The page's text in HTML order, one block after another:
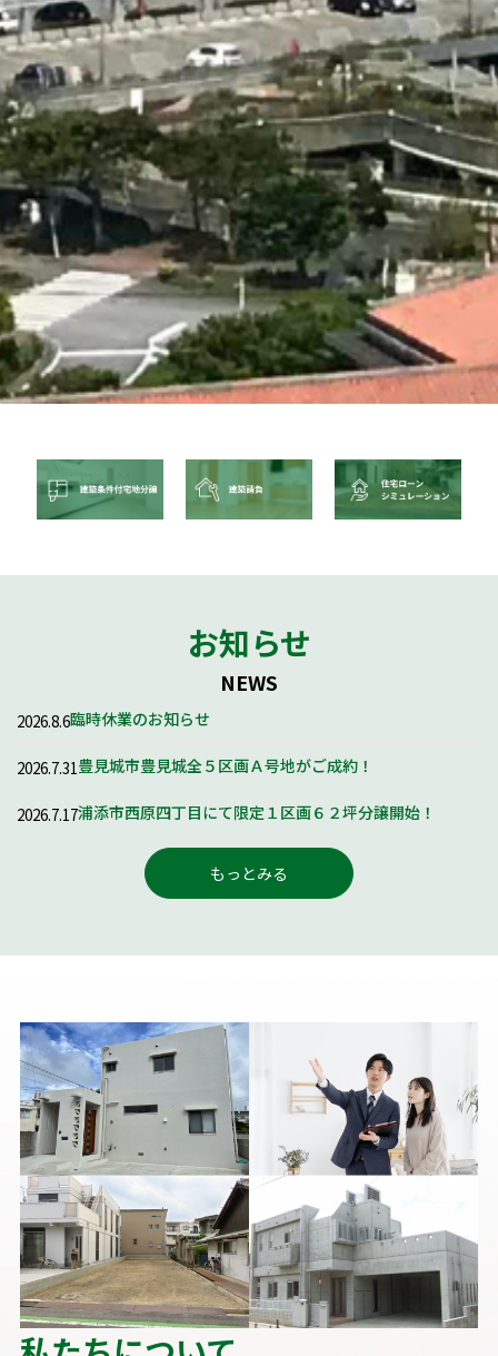
お知らせ
NEWS
2026.8.6臨時休業のお知らせ
2026.7.31豊見城市豊見城全５区画Ａ号地がご成約！
2026.7.17浦添市西原四丁目にて限定１区画６２坪分譲開始！
もっとみる